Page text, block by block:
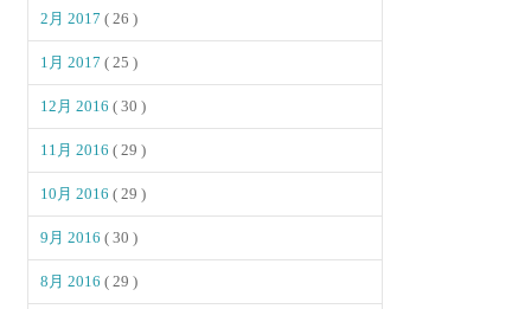
2月 2017( 26 )
1月 2017( 25 )
12月 2016( 30 )
11月 2016( 29 )
10月 2016( 29 )
9月 2016( 30 )
8月 2016( 29 )